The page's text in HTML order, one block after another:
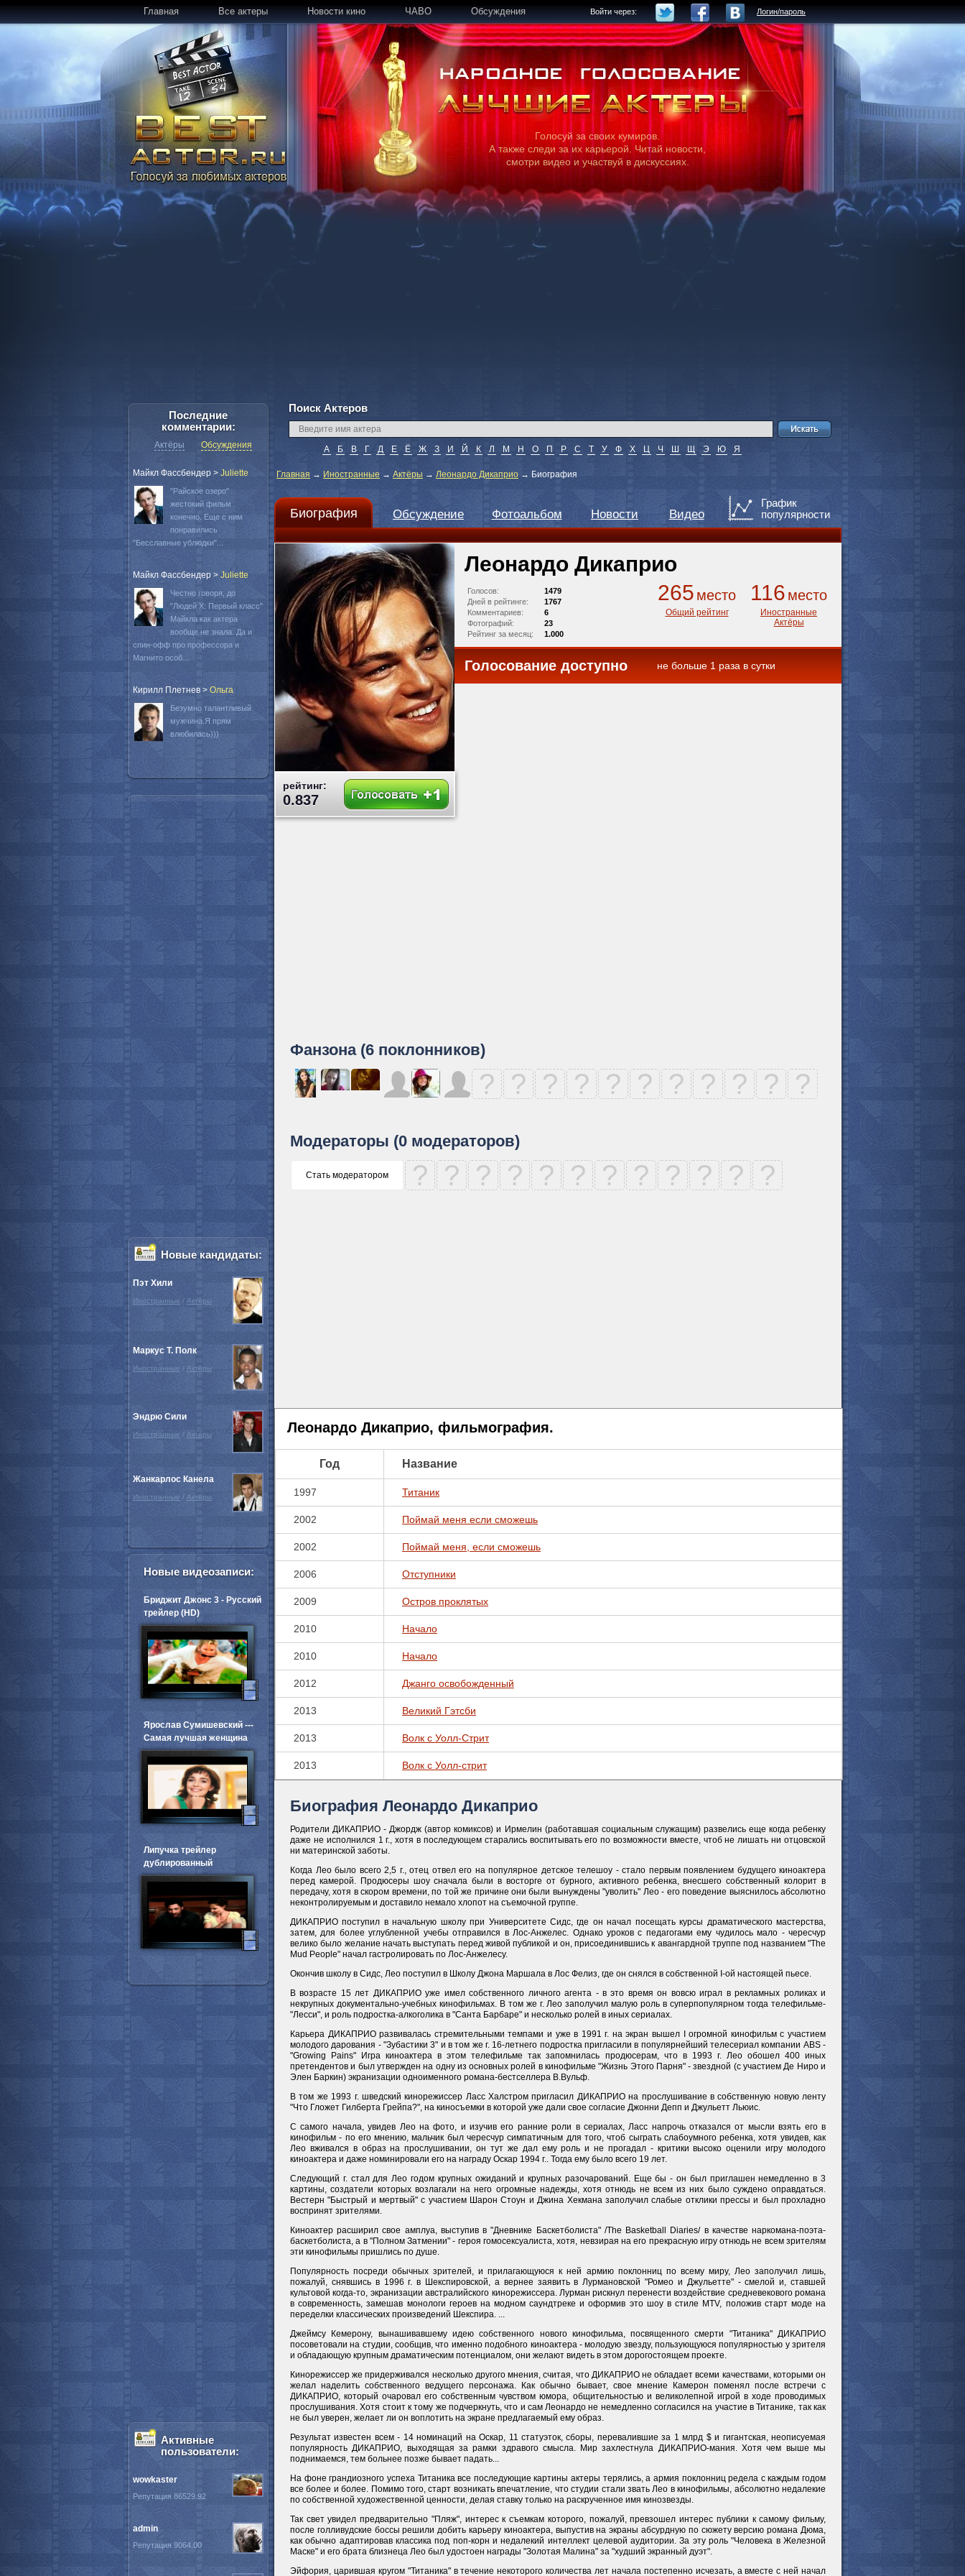
Главная Все актеры Новости кино ЧАВО Обсуждения Войти через: Логин/пароль
Голосуй за своих кумиров.
А также следи за их карьерой. Читай новости,
смотри видео и участвуй в дискуссиях.
Поиск Актеров
А Б В Г Д Е Ё Ж З И Й К Л М Н О П Р С Т У Ф Х Ц Ч Ш Щ Э Ю Я
Главная → Иностранные → Актёры → Леонардо Дикаприо → Биография
Биография Обсуждение Фотоальбом Новости Видео
График
популярности
рейтинг:
0.837
Леонардо Дикаприо
265 место
Общий рейтинг
116 место
Иностранные
Актёры
Голосов:
1479
Дней в рейтинге:
1767
Комментариев:
6
Фотографий:
23
Рейтинг за месяц:
1.000
Голосование доступно не больше 1 раза в сутки
Фанзона (6 поклонников)
? ? ? ? ? ? ? ? ? ? ?
Модераторы (0 модераторов)
Стать модератором ? ? ? ? ? ? ? ? ? ? ? ?
Леонардо Дикаприо, фильмография.
Год Название
1997 Титаник
2002 Поймай меня если сможешь
2002 Поймай меня, если сможешь
2006 Отступники
2009 Остров проклятых
2010 Начало
2010 Начало
2012 Джанго освобожденный
2013 Великий Гэтсби
2013 Волк с Уолл-Стрит
2013 Волк с Уолл-стрит
Биография Леонардо Дикаприо
Родители ДИКАПРИО - Джордж (автор комиксов) и Ирмелин (работавшая социальным служащим) развелись еще когда ребенку
даже не исполнился 1 г., хотя в последующем старались воспитывать его по возможности вместе, чтоб не лишать ни отцовской
ни материнской заботы.
Когда Лео было всего 2,5 г., отец отвел его на популярное детское телешоу - стало первым появлением будущего киноактера
перед камерой. Продюсеры шоу сначала были в восторге от бурного, активного ребенка, внесшего собственный колорит в
передачу, хотя в скором времени, по той же причине они были вынуждены "уволить" Лео - его поведение выяснилось абсолютно
неконтролируемым и доставило немало хлопот на съемочной группе.
ДИКАПРИО поступил в начальную школу при Университете Сидс, где он начал посещать курсы драматического мастерства,
затем, для более углубленной учебы отправился в Лос-Анжелес. Однако уроков с педагогами ему чудилось мало - чересчур
велико было желание начать выступать перед живой публикой и он, присоединившись к авангардной труппе под названием "The
Mud People" начал гастролировать по Лос-Анжелесу.
Окончив школу в Сидс, Лео поступил в Школу Джона Маршала в Лос Фелиз, где он снялся в собственной I-ой настоящей пьесе.
В возрасте 15 лет ДИКАПРИО уже имел собственного личного агента - в это время он вовсю играл в рекламных роликах и
некрупных документально-учебных кинофильмах. В том же г. Лео заполучил малую роль в суперпопулярном тогда телефильме-
"Лесси", и роль подростка-алкоголика в "Санта Барбаре" и несколько ролей в иных сериалах.
Карьера ДИКАПРИО развивалась стремительными темпами и уже в 1991 г. на экран вышел I огромной кинофильм с участием
молодого дарования - "Зубастики 3" и в том же г. 16-летнего подростка пригласили в популярнейший телесериал компании ABS -
"Growing Pains" Игра киноактера в этом телефильме так запомнилась продюсерам, что в 1993 г. Лео обошел 400 иных
претендентов и был утвержден на одну из основных ролей в кинофильме "Жизнь Этого Парня" - звездной (с участием Де Ниро и
Элен Баркин) экранизации одноименного романа-бестселлера В.Вульф.
В том же 1993 г. шведский кинорежиссер Ласс Халстром пригласил ДИКАПРИО на прослушивание в собственную новую ленту
"Что Гложет Гилберта Грейпа?", на киносъемки в которой уже дали свое согласие Джонни Депп и Джульетт Льюис.
С самого начала, увидев Лео на фото, и изучив его ранние роли в сериалах, Ласс напрочь отказался от мысли взять его в
кинофильм - по его мнению, мальчик был чересчур симпатичным для того, чтоб сыграть слабоумного ребенка, хотя увидев, как
Лео вживался в образ на прослушивании, он тут же дал ему роль и не прогадал - критики высоко оценили игру молодого
киноактера и даже номинировали его на награду Оскар 1994 г.. Тогда ему было всего 19 лет.
Следующий г. стал для Лео годом крупных ожиданий и крупных разочарований. Еще бы - он был приглашен немедленно в 3
картины, создатели которых возлагали на него огромные надежды, хотя отнюдь не всем из них было суждено оправдаться.
Вестерн "Быстрый и мертвый" с участием Шарон Стоун и Джина Хекмана заполучил слабые отклики прессы и был прохладно
воспринят зрителями.
Киноактер расширил свое амплуа, выступив в "Дневнике Баскетболиста" /The Basketball Diaries/ в качестве наркомана-поэта-
баскетболиста, а в "Полном Затмении" - героя гомосексуалиста, хотя, невзирая на его прекрасную игру отнюдь не всем зрителям
эти кинофильмы пришлись по душе.
Популярность посреди обычных зрителей, и прилагающуюся к ней армию поклонниц по всему миру, Лео заполучил лишь,
пожалуй, снявшись в 1996 г. в Шекспировской, а вернее заявить в Лурмановской "Ромео и Джульетте" - смелой и, ставшей
культовой когда-то, экранизации австралийского кинорежиссера. Лурман рискнул перенести воздействие средневекового романа
в современность, замешав монологи героев на модном саундтреке и оформив это шоу в стиле MTV, положив старт моде на
переделки классических произведений Шекспира. ...
Джеймсу Кемерону, вынашивавшему идею собственного нового кинофильма, посвященного смерти "Титаника" ДИКАПРИО
посоветовали на студии, сообщив, что именно подобного киноактера - молодую звезду, пользующуюся популярностью у зрителя
и обладающую крупным драматическим потенциалом, они желают видеть в этом дорогостоящем проекте.
Кинорежиссер же придерживался несколько другого мнения, считая, что ДИКАПРИО не обладает всеми качествами, которыми он
желал наделить собственного ведущего персонажа. Как обычно бывает, свое мнение Камерон поменял после встречи с
ДИКАПРИО, который очаровал его собственным чувством юмора, общительностью и великолепной игрой в ходе проводимых
прослушивания. Хотя стоит к тому же подчеркнуть, что и сам Леонардо не немедленно согласился на участие в Титанике, так как
не был уверен, желает ли он воплотить на экране предлагаемый ему образ.
Результат известен всем - 14 номинаций на Оскар, 11 статуэток, сборы, перевалившие за 1 млрд $ и гигантская, неописуемая
популярность ДИКАПРИО, выходящая за рамки здравого смысла. Мир захлестнула ДИКАПРИО-мания. Хотя чем выше мы
поднимаемся, тем больнее позже бывает падать...
На фоне грандиозного успеха Титаника все последующие картины актеры терялись, а армия поклонниц редела с каждым годом
все более и более. Помимо того, старт возникать впечатление, что студии стали звать Лео в кинофильмы, абсолютно недалекие
по собственной художественной ценности, делая ставку только на раскрученное имя кинозвезды.
Так свет увидел предварительно "Пляж", интерес к съемкам которого, пожалуй, превзошел интерес публики к самому фильму,
после голливудские боссы решили добить карьеру киноактера, выпустив на экраны абсурдную по сюжету версию романа Дюма,
как обычно адаптировав классика под поп-корн и недалекий интеллект целевой аудитории. За эту роль "Человека в Железной
Маске" и его брата близнеца Лео был удостоен награды "Золотая Малина" за "худший экранный дуэт".
Эйфория, царившая кругом "Титаника" в течение некоторого количества лет начала постепенно исчезать, а вместе с ней начал
Последние
комментарии:
Актёры Обсуждения
Майкл Фассбендер > Juliette
"Райское озеро"
жестокий фильм
конечно. Еще с ним
понравились
"Бесславные ублюдки"...
Майкл Фассбендер > Juliette
Честно говоря, до
"Людей Х: Первый класс"
Майкла как актера
вообще не знала. Да и
спин-офф про профессора и
Магнито особ...
Кирилл Плетнев > Oльга
Безумно талантливый
мужчина.Я прям
влюбилась)))
Новые кандидаты:
Пэт Хили
Иностранные / Актёры
Маркус Т. Полк
Иностранные / Актёры
Эндрю Сили
Иностранные / Актёры
Жанкарлос Канела
Иностранные / Актёры
все актёры
Новые видеозаписи:
Бриджит Джонс 3 - Русский
трейлер (HD)
Ярослав Сумишевский ---
Самая лучшая женщина
Липучка трейлер
дублированный
смотреть всё
Активные
пользователи:
wowkaster
Репутация 86529.92
admin
Репутация 9064.00